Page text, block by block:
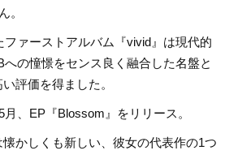
。
ファーストアルバム『vivid』は現代的
の憧憬をセンス良く融合した名盤と
評価を得ました。
、EP『Blossom』をリリース。
かしくも新しい、彼女の代表作の1つ